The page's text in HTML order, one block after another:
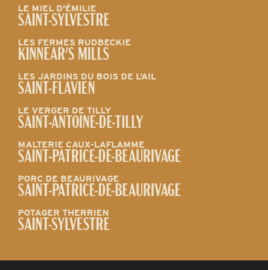
LE MIEL D'ÉMILIE
SAINT-SYLVESTRE
LES FERMES RUDBECKIE
KINNEAR'S MILLS
LES JARDINS DU BOIS DE L’AIL
SAINT-FLAVIEN
LE VERGER DE TILLY
SAINT-ANTOINE-DE-TILLY
MALTERIE CAUX-LAFLAMME
SAINT-PATRICE-DE-BEAURIVAGE
PORC DE BEAURIVAGE
SAINT-PATRICE-DE-BEAURIVAGE
POTAGER THERRIEN
SAINT-SYLVESTRE